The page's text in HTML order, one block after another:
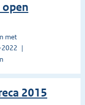
met
2015